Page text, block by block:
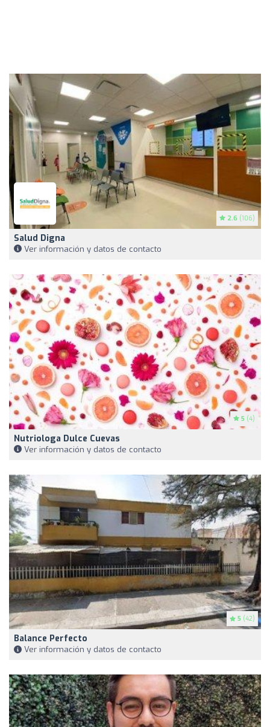
2.6 (106)
Salud Digna
Ver información y datos de contacto
5 (4)
Nutriologa Dulce Cuevas
Ver información y datos de contacto
5 (42)
Balance Perfecto
Ver información y datos de contacto